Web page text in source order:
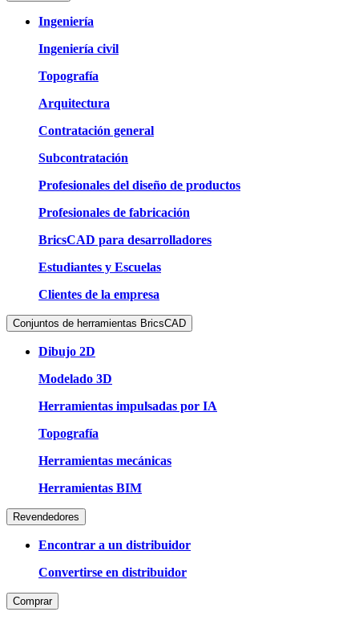
Ingeniería
Ingeniería civil
Topografía
Arquitectura
Contratación general
Subcontratación
Profesionales del diseño de productos
Profesionales de fabricación
BricsCAD para desarrolladores
Estudiantes y Escuelas
Clientes de la empresa
Conjuntos de herramientas BricsCAD
Dibujo 2D
Modelado 3D
Herramientas impulsadas por IA
Topografía
Herramientas mecánicas
Herramientas BIM
Revendedores
Encontrar a un distribuidor
Convertirse en distribuidor
Comprar